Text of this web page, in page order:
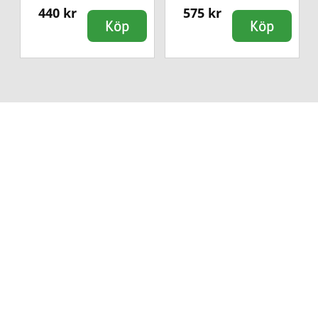
440 kr
Köp
575 kr
Köp